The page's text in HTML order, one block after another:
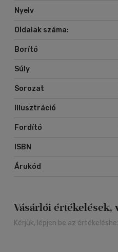
Nyelv
Oldalak száma:
Borító
Súly
Sorozat
Illusztráció
Fordító
ISBN
Árukód
Vásárlói értékelések,
Kérjük, lépjen be az